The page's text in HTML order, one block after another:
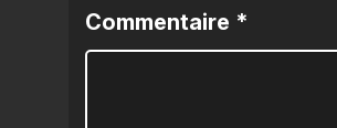
Commentaire *